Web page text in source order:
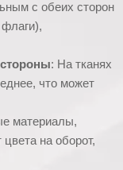
с обеих сторон
: На тканях
что может
материалы,
на оборот,